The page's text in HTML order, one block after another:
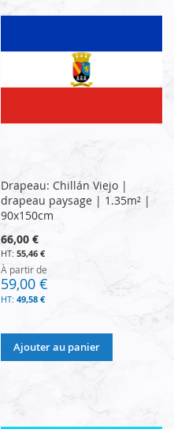
Drapeau: Chillán Viejo |
drapeau paysage | 1.35m² |
90x150cm
66,00 €
55,46 €
À partir de
59,00 €
49,58 €
Ajouter au panier